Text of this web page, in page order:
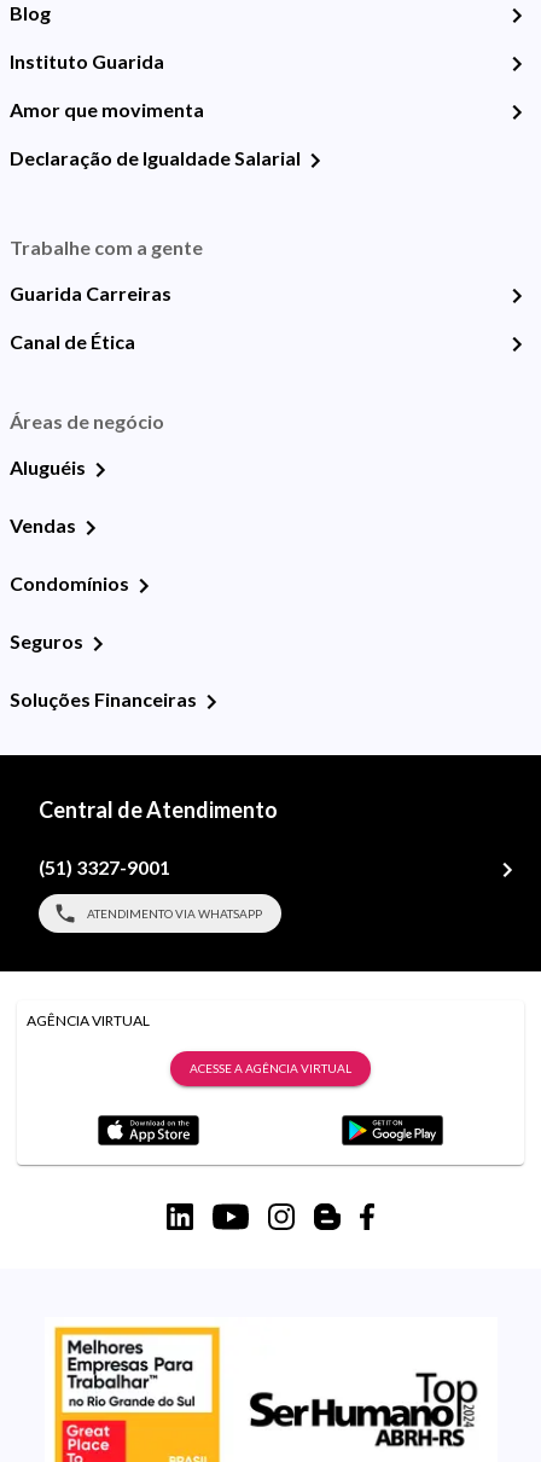
Blog
Instituto Guarida
Amor que movimenta
Declaração de Igualdade Salarial
Trabalhe com a gente
Guarida Carreiras
Canal de Ética
Áreas de negócio
Aluguéis
Vendas
Condomínios
Seguros
Soluções Financeiras
Central de Atendimento
(51) 3327-9001
ATENDIMENTO VIA WHATSAPP
AGÊNCIA VIRTUAL
ACESSE A AGÊNCIA VIRTUAL